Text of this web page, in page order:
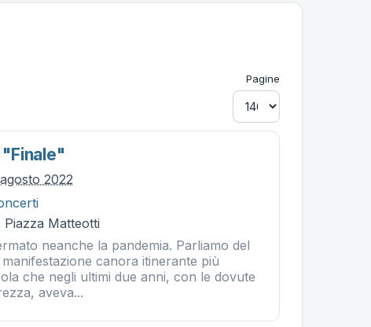
Pagine
"finale"
2022
Matteotti
neanche la pandemia. Parliamo del
canora itinerante più
che negli ultimi due anni, con le dovute
aveva...